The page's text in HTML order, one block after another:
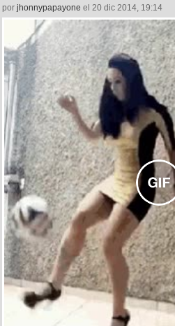
por jhonnypapayone el 20 dic 2014, 19:14